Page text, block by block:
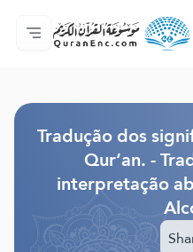
Página inicial
Índice de tradução
Audio
Serviços para
Acerca do projeto
Contacta-nos
Idioma
Tradução dos
Qur’an. -
interpretação